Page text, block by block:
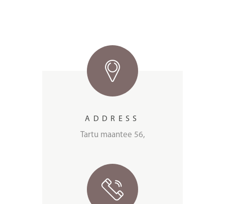
ADDRESS
Tartu maantee 56,